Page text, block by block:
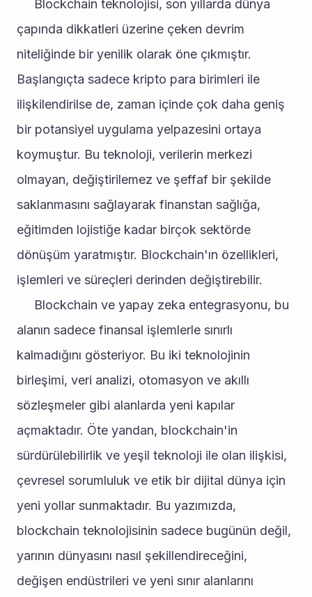
çapında dikkatleri üzerine çeken devrim
niteliğinde bir yenilik olarak öne çıkmıştır.
Başlangıçta sadece kripto para birimleri ile
ilişkilendirilse de, zaman içinde çok daha geniş
bir potansiyel uygulama yelpazesini ortaya
koymuştur. Bu teknoloji, verilerin merkezi
olmayan, değiştirilemez ve şeffaf bir şekilde
saklanmasını sağlayarak finanstan sağlığa,
eğitimden lojistiğe kadar birçok sektörde
dönüşüm yaratmıştır. Blockchain'ın özellikleri,
işlemleri ve süreçleri derinden değiştirebilir.
alanın sadece finansal işlemlerle sınırlı
kalmadığını gösteriyor. Bu iki teknolojinin
birleşimi, veri analizi, otomasyon ve akıllı
sözleşmeler gibi alanlarda yeni kapılar
açmaktadır. Öte yandan, blockchain'in
sürdürülebilirlik ve yeşil teknoloji ile olan ilişkisi,
çevresel sorumluluk ve etik bir dijital dünya için
yeni yollar sunmaktadır. Bu yazımızda,
blockchain teknolojisinin sadece bugünün değil,
yarının dünyasını nasıl şekillendireceğini,
değişen endüstrileri ve yeni sınır alanlarını